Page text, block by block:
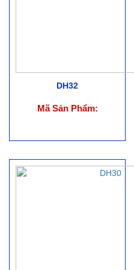
DH32
Mã Sản Phẩm: